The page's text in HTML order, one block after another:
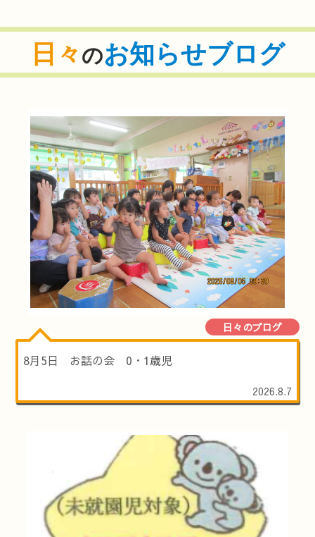
日々 のお知らせブログ
日々のブログ
8月5日 お話の会 0・1歳児
2026.8.7